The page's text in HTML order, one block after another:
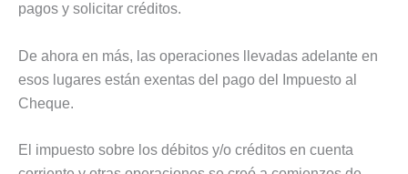
pagos y solicitar créditos.
De ahora en más, las operaciones llevadas adelante en
esos lugares están exentas del pago del Impuesto al
Cheque.
El impuesto sobre los débitos y/o créditos en cuenta